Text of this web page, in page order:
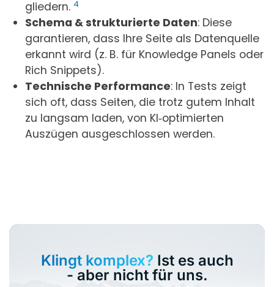
gliedern.4
Schema & strukturierte Daten: Diese
garantieren, dass Ihre Seite als Datenquelle
erkannt wird (z. B. für Knowledge Panels oder
Rich Snippets).
Technische Performance: In Tests zeigt
sich oft, dass Seiten, die trotz gutem Inhalt
zu langsam laden, von KI‑optimierten
Auszügen ausgeschlossen werden.
Klingt komplex? Ist es auch
- aber nicht für uns.